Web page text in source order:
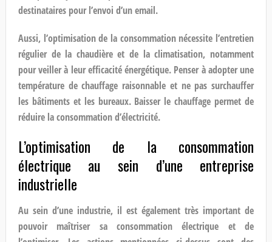
destinataires pour l’envoi d’un email.
Aussi, l’optimisation de la consommation nécessite l’entretien
régulier de la chaudière et de la climatisation, notamment
pour veiller à leur efficacité énergétique. Penser à adopter une
température de chauffage raisonnable et ne pas surchauffer
les bâtiments et les bureaux. Baisser le chauffage permet de
réduire la consommation d’électricité.
L’optimisation de la consommation
électrique au sein d’une entreprise
industrielle
Au sein d’une industrie, il est également très important de
pouvoir maîtriser sa consommation électrique et de